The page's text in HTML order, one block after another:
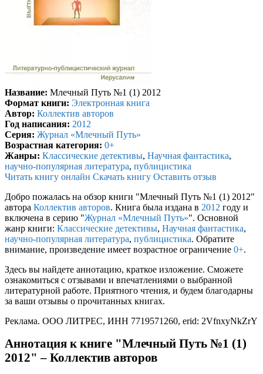
Название: Млечный Путь №1 (1) 2012
Формат книги: Электронная книга
Автор: Коллектив авторов
Год написания: 2012
Серия: Журнал «Млечный Путь»
Возрастная категория: 0+
Жанры: Классические детективы, Научная фантастика,
научно-популярная литература, публицистика
Читать книгу онлайн Скачать книгу Оставить отзыв
Добро пожалась на обзор книги "Млечный Путь №1 (1) 2012"
автора Коллектив авторов. Книга была издана в 2012 году и
включена в серию "Журнал «Млечный Путь»". Основной
жанр книги: Классические детективы, Научная фантастика,
научно-популярная литература, публицистика. Обратите
внимание, произведение имеет возрастное ограничение 0+.
Здесь вы найдете аннотацию, краткое изложение. Сможете
ознакомиться с отзывами и впечатлениями о выбранной
литературной работе. Приятного чтения, и будем благодарны
за ваши отзывы о прочитанных книгах.
Реклама. ООО ЛИТРЕС, ИНН 7719571260, erid: 2VfnxyNkZrY
Аннотация к книге "Млечный Путь №1 (1)
2012" – Коллектив авторов